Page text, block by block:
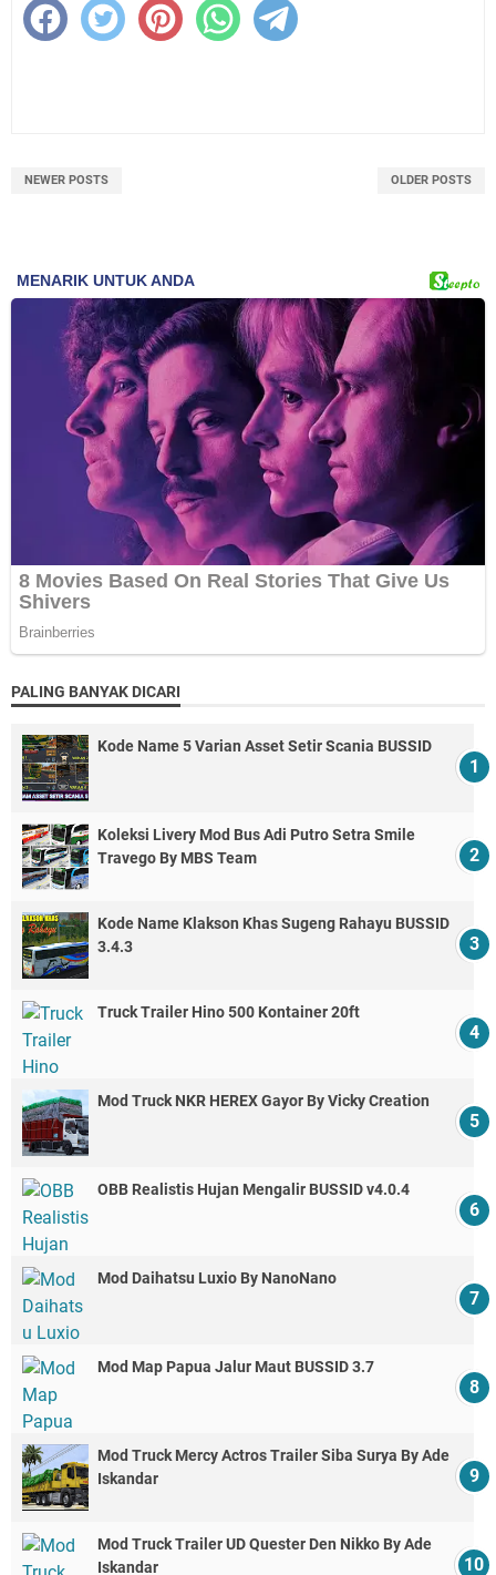
NEWER POSTS OLDER POSTS
PALING BANYAK DICARI
Kode Name 5 Varian Asset Setir Scania BUSSID
Koleksi Livery Mod Bus Adi Putro Setra Smile
Travego By MBS Team
Kode Name Klakson Khas Sugeng Rahayu BUSSID
3.4.3
Truck Trailer Hino 500 Kontainer 20ft
Mod Truck NKR HEREX Gayor By Vicky Creation
OBB Realistis Hujan Mengalir BUSSID v4.0.4
Mod Daihatsu Luxio By NanoNano
Mod Map Papua Jalur Maut BUSSID 3.7
Mod Truck Mercy Actros Trailer Siba Surya By Ade
Iskandar
Mod Truck Trailer UD Quester Den Nikko By Ade
Iskandar